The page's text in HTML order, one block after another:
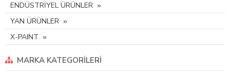
ENDÜSTRİYEL ÜRÜNLER
YAN ÜRÜNLER
X-PAINT
MARKA KATEGORILERI